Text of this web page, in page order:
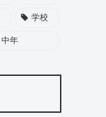
学校
中年